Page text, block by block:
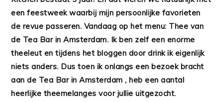
een feestweek waarbij mijn persoonlijke favorieten
de revue passeren. Vandaag op het menu: Thee van
de Tea Bar in Amsterdam. Ik ben zelf een enorme
theeleut en tijdens het bloggen door drink ik eigenlijk
niets anders. Dus toen ik onlangs een bezoek bracht
aan de Tea Bar in Amsterdam , heb een aantal
heerlijke theemelanges voor jullie uitgezocht.